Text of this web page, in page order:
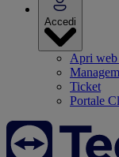
Accedi
Apri web
Ticket
Portale